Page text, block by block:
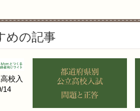
めの記事
校入
14